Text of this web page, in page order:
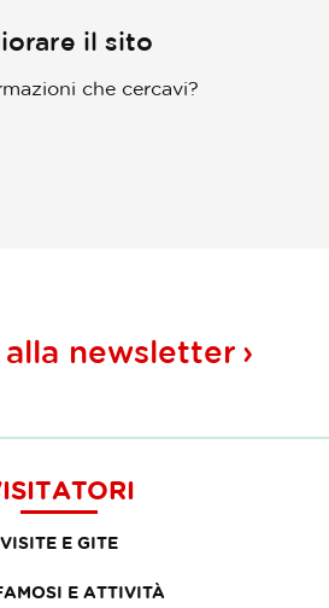
il sito
che cercavi?
newsletter
VISITE E GITE
E ATTIVITÀ